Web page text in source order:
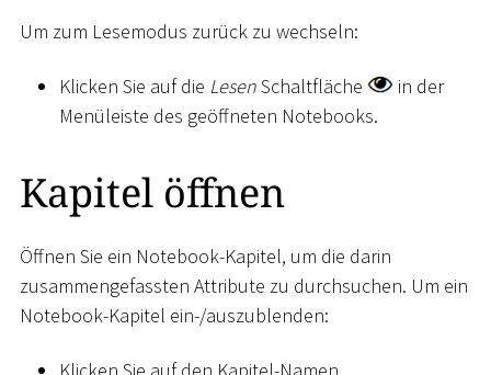
Um zum Lesemodus zurück zu wechseln:
Klicken Sie auf die LesenSchaltfläche
in der
Menüleiste des geöffneten Notebooks.
Kapitel öffnen
Öffnen Sie ein Notebook-Kapitel, um die darin
zusammengefassten Attribute zu durchsuchen. Um ein
Notebook-Kapitel ein-/auszublenden:
Klicken Sie auf den Kapitel-Namen.